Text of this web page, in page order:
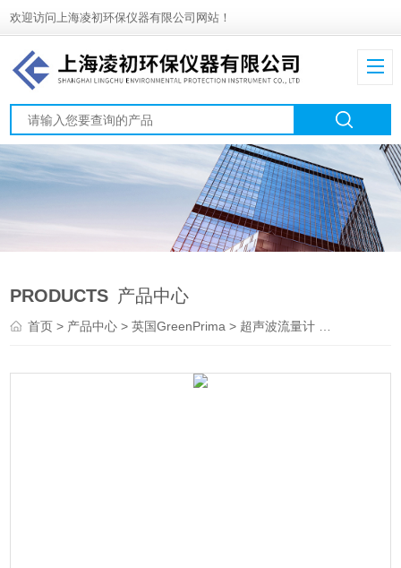
欢迎访问上海凌初环保仪器有限公司网站！
PRODUCTS 产品中心
首页> 产品中心 >英国GreenPrima > 超声波流量计